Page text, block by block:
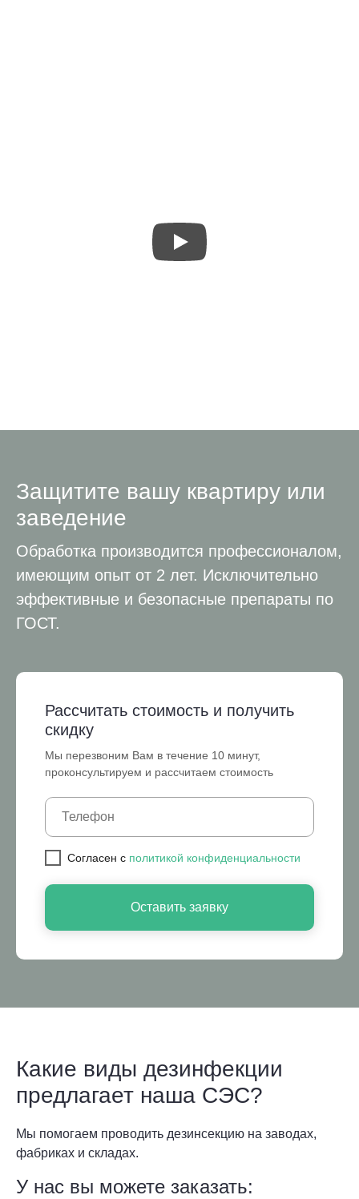
Защитите вашу квартиру или
заведение
Обработка производится профессионалом,
имеющим опыт от 2 лет. Исключительно
эффективные и безопасные препараты по
ГОСТ.
Рассчитать стоимость и получить
скидку
Мы перезвоним Вам в течение 10 минут,
проконсультируем и рассчитаем стоимость
Cогласен с политикой конфиденциальности
Оставить заявку
Какие виды дезинфекции
предлагает наша СЭС?
Мы помогаем проводить дезинсекцию на заводах,
фабриках и складах.
У нас вы можете заказать: